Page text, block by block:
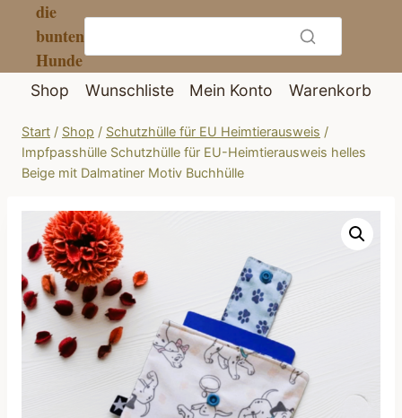
Inhalt
springen
die
bunten
Hunde
Shop Wunschliste Mein Konto Warenkorb
Start / Shop / Schutzhülle für EU Heimtierausweis /
Impfpasshülle Schutzhülle für EU-Heimtierausweis helles
Beige mit Dalmatiner Motiv Buchhülle